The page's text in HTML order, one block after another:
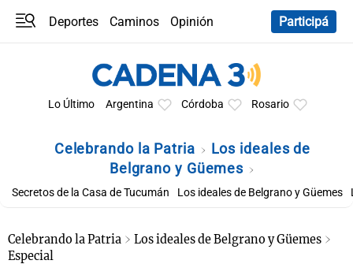
Deportes Caminos
Opinión
Participá
Lo Último Argentina Córdoba Rosario
Celebrando la Patria
Los ideales de
Belgrano y Güemes
Secretos de la Casa de Tucumán Los ideales de Belgrano y Güemes
Celebrando la Patria
Los ideales de Belgrano y Güemes
Especial